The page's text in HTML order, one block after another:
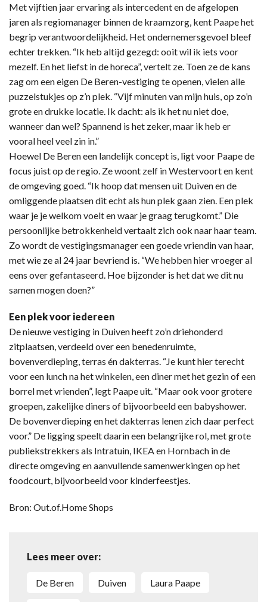
Met vijftien jaar ervaring als intercedent en de afgelopen
jaren als regiomanager binnen de kraamzorg, kent Paape het
begrip verantwoordelijkheid. Het ondernemersgevoel bleef
echter trekken. “Ik heb altijd gezegd: ooit wil ik iets voor
mezelf. En het liefst in de horeca”, vertelt ze. Toen ze de kans
zag om een eigen De Beren-vestiging te openen, vielen alle
puzzelstukjes op z’n plek. “Vijf minuten van mijn huis, op zo’n
grote en drukke locatie. Ik dacht: als ik het nu niet doe,
wanneer dan wel? Spannend is het zeker, maar ik heb er
vooral heel veel zin in.”
Hoewel De Beren een landelijk concept is, ligt voor Paape de
focus juist op de regio. Ze woont zelf in Westervoort en kent
de omgeving goed. “Ik hoop dat mensen uit Duiven en de
omliggende plaatsen dit echt als hun plek gaan zien. Een plek
waar je je welkom voelt en waar je graag terugkomt.” Die
persoonlijke betrokkenheid vertaalt zich ook naar haar team.
Zo wordt de vestigingsmanager een goede vriendin van haar,
met wie ze al 24 jaar bevriend is. “We hebben hier vroeger al
eens over gefantaseerd. Hoe bijzonder is het dat we dit nu
samen mogen doen?”
Een plek voor iedereen
De nieuwe vestiging in Duiven heeft zo’n driehonderd
zitplaatsen, verdeeld over een benedenruimte,
bovenverdieping, terras én dakterras. “Je kunt hier terecht
voor een lunch na het winkelen, een diner met het gezin of een
borrel met vrienden”, legt Paape uit. “Maar ook voor grotere
groepen, zakelijke diners of bijvoorbeeld een babyshower.
De bovenverdieping en het dakterras lenen zich daar perfect
voor.” De ligging speelt daarin een belangrijke rol, met grote
publiekstrekkers als Intratuin, IKEA en Hornbach in de
directe omgeving en aanvullende samenwerkingen op het
foodcourt, bijvoorbeeld voor kinderfeestjes.
Bron: Out.of.Home Shops
Lees meer over:
De Beren Duiven Laura Paape